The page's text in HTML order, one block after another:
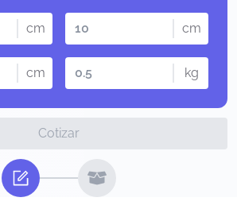
cm cm
cm kg
Cotizar